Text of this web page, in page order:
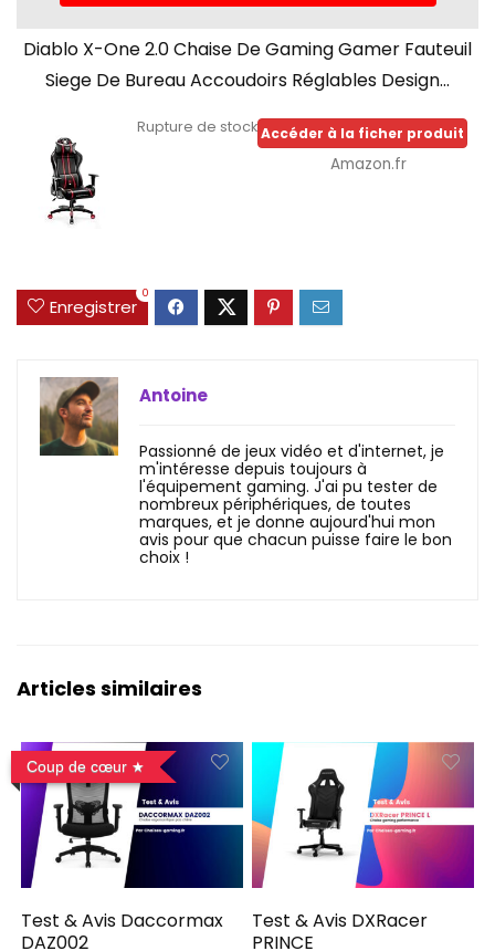
Diablo X-One 2.0 Chaise De Gaming Gamer Fauteuil
Siege De Bureau Accoudoirs Réglables Design...
Rupture de stockAccéder à la ficher produit
Amazon.fr
Enregistrer
0
Antoine
Passionné de jeux vidéo et d'internet, je
m'intéresse depuis toujours à
l'équipement gaming. J'ai pu tester de
nombreux périphériques, de toutes
marques, et je donne aujourd'hui mon
avis pour que chacun puisse faire le bon
choix !
Articles similaires
Coup de cœur
Test & Avis Daccormax
DAZ002
Test & Avis DXRacer
PRINCE